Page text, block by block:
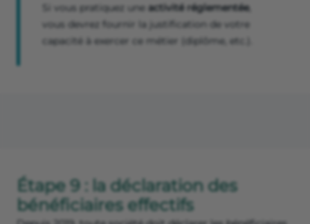
Si vous pratiquez une activité réglementée,
vous devrez fournir la justification de votre
capacité à exercer ce métier (diplôme, etc.).
Étape 9 : la déclaration des
bénéficiaires effectifs